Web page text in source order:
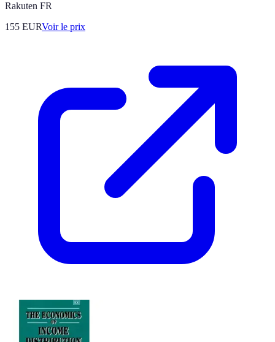
Rakuten FR
155 EURVoir le prix